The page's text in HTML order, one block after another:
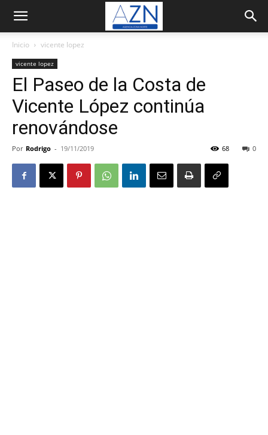
Inicio vicente lopez
vicente lopez
El Paseo de la Costa de
Vicente López continúa
renovándose
Por Rodrigo - 19/11/2019 0
68